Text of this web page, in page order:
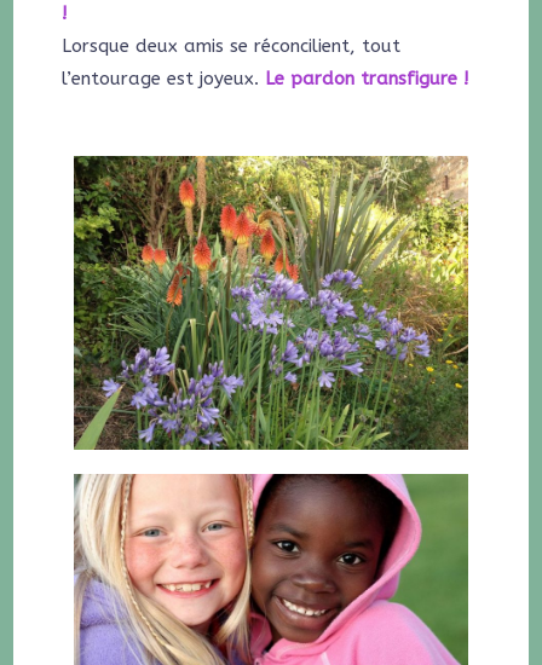
!
Lorsque deux amis se réconcilient, tout
l’entourage est joyeux. Le pardon transfigure !